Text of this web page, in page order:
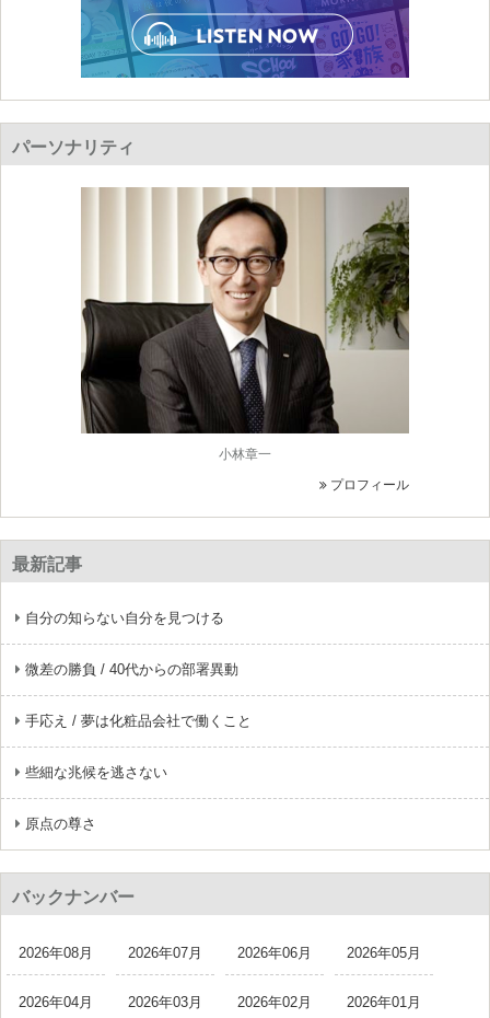
パーソナリティ
小林章一
プロフィール
最新記事
自分の知らない自分を見つける
微差の勝負 / 40代からの部署異動
手応え / 夢は化粧品会社で働くこと
些細な兆候を逃さない
原点の尊さ
バックナンバー
2026年08月 2026年07月 2026年06月 2026年05月
2026年04月 2026年03月 2026年02月 2026年01月